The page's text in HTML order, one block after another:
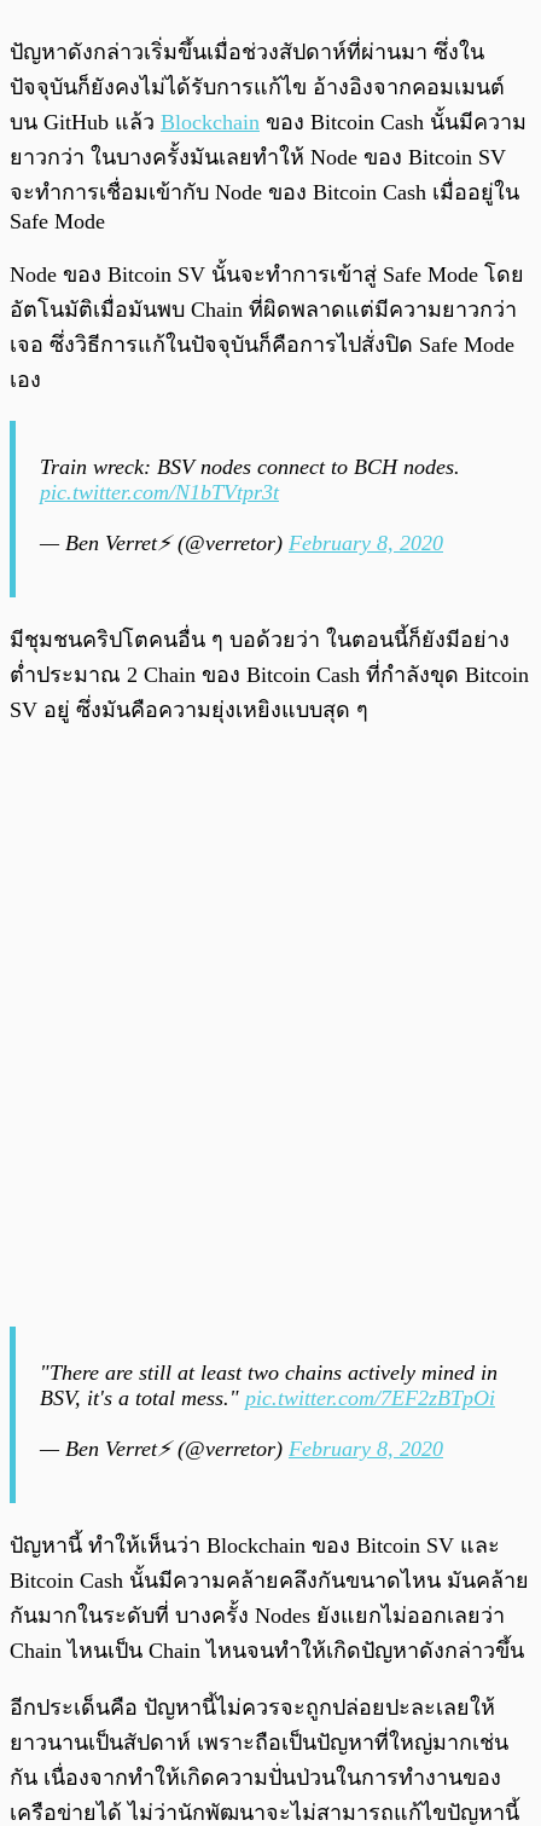
ปัญหาดังกล่าวเริ่มขึ้นเมื่อช่วงสัปดาห์ที่ผ่านมา ซึ่งใน
ปัจจุบันก็ยังคงไม่ได้รับการแก้ไข อ้างอิงจากคอมเมนต์
บน GitHub แล้ว Blockchain ของ Bitcoin Cash นั้นมีความ
ยาวกว่า ในบางครั้งมันเลยทำให้ Node ของ Bitcoin SV
จะทำการเชื่อมเข้ากับ Node ของ Bitcoin Cash เมื่ออยู่ใน
Safe Mode
Node ของ Bitcoin SV นั้นจะทำการเข้าสู่ Safe Mode โดย
อัตโนมัติเมื่อมันพบ Chain ที่ผิดพลาดแต่มีความยาวกว่า
เจอ ซึ่งวิธีการแก้ในปัจจุบันก็คือการไปสั่งปิด Safe Mode
เอง
Train wreck: BSV nodes connect to BCH nodes.
pic.twitter.com/N1bTVtpr3t
— Ben Verret⚡ (@verretor) February 8, 2020
มีชุมชนคริปโตคนอื่น ๆ บอด้วยว่า ในตอนนี้ก็ยังมีอย่าง
ต่ำประมาณ 2 Chain ของ Bitcoin Cash ที่กำลังขุด Bitcoin
SV อยู่ ซึ่งมันคือความยุ่งเหยิงแบบสุด ๆ
"There are still at least two chains actively mined in
BSV, it's a total mess." pic.twitter.com/7EF2zBTpOi
— Ben Verret⚡ (@verretor) February 8, 2020
ปัญหานี้ ทำให้เห็นว่า Blockchain ของ Bitcoin SV และ
Bitcoin Cash นั้นมีความคล้ายคลึงกันขนาดไหน มันคล้าย
กันมากในระดับที่ บางครั้ง Nodes ยังแยกไม่ออกเลยว่า
Chain ไหนเป็น Chain ไหนจนทำให้เกิดปัญหาดังกล่าวขึ้น
อีกประเด็นคือ ปัญหานี้ไม่ควรจะถูกปล่อยปะละเลยให้
ยาวนานเป็นสัปดาห์ เพราะถือเป็นปัญหาที่ใหญ่มากเช่น
กัน เนื่องจากทำให้เกิดความปั่นป่วนในการทำงานของ
เครือข่ายได้ ไม่ว่านักพัฒนาจะไม่สามารถแก้ไขปัญหานี้